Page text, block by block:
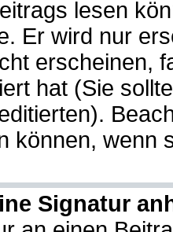
lesen
Er wird nur
erscheinen,
hat (Sie
können, wenn
Signatur